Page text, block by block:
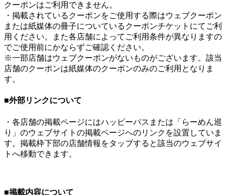
クーポンはご利用できません。
・掲載されているクーポンをご使用する際はウェブクーポン
または紙媒体の冊子についているクーポンチケットにてご利
用ください。また各店舗によってご利用条件が異なりますの
でご使用前にかならずご確認ください。
※一部店舗はウェブクーポンがないものがございます。該当
店舗のクーポンは紙媒体のクーポンのみのご利用となりま
す。
■外部リンクについて
・各店舗の掲載ページにはハッピーパスまたは「らーめん巡
り」のウェブサイトの掲載ページへのリンクを設置していま
す。掲載枠下部の店舗情報をタップすると該当のウェブサイ
トへ移動できます。
■掲載内容について